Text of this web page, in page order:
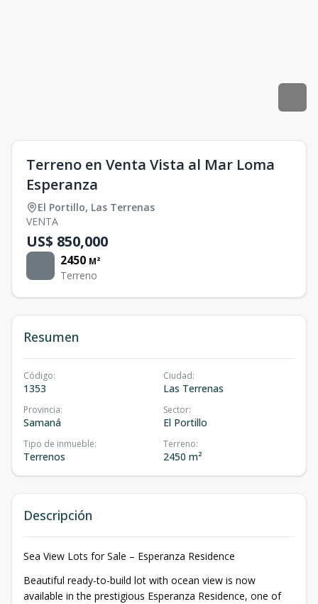
Terreno en Venta Vista al Mar Loma
Esperanza
El Portillo, Las Terrenas
VENTA
US$ 850,000
2450 M²
Terreno
Resumen
Código:
1353
Ciudad:
Las Terrenas
Provincia:
Samaná
Sector:
El Portillo
Tipo de inmueble:
Terrenos
Terreno:
2450 m²
Descripción
Sea View Lots for Sale – Esperanza Residence
Beautiful ready-to-build lot with ocean view is now
available in the prestigious Esperanza Residence, one of